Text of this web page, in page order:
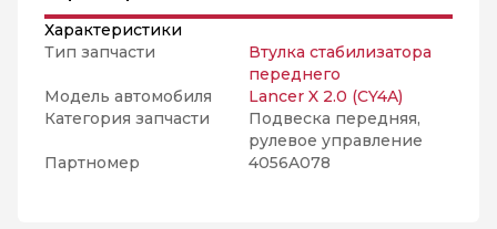
Характеристики
Тип запчасти
Втулка стабилизатора
переднего
Модель автомобиля
Lancer X 2.0 (CY4A)
Категория запчасти
Подвеска передняя,
рулевое управление
Партномер
4056A078